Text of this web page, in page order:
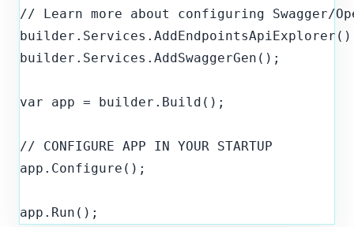
// Learn more about configuring Swagger/
builder.Services.AddSwaggerGen();
var app = builder.Build();
// CONFIGURE APP IN YOUR STARTUP
app.Configure();